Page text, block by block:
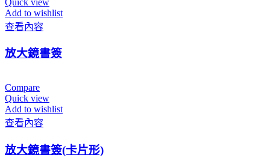
Add to wishlist
查看內容
放大鏡書簽
Compare
Quick view
Add to wishlist
查看內容
放大鏡書簽(卡片形)